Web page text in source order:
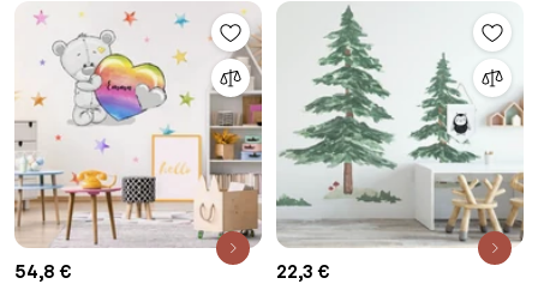
54,8 € 22,3 €